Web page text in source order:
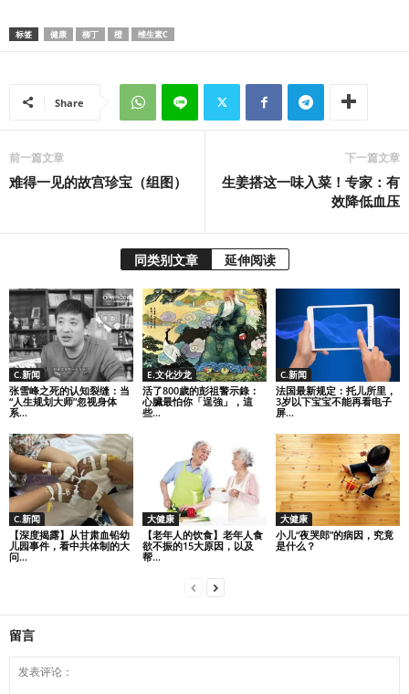
标签 健康 柳丁 橙 维生素C
Share
前一篇文章
难得一见的故宫珍宝（组图）
下一篇文章
生姜搭这一味入菜！专家：有
效降低血压
同类别文章 延伸阅读
C.新闻
张雪峰之死的认知裂缝：当
“人生规划大师”忽视身体
系...
E.文化沙龙
活了800歲的彭祖警示錄：
心臟最怕你「逞強」，這
些...
C.新闻
法国最新规定：托儿所里，
3岁以下宝宝不能再看电子
屏...
C.新闻
【深度揭露】从甘肃血铅幼
儿园事件，看中共体制的大
问...
大健康
【老年人的饮食】老年人食
欲不振的15大原因，以及
帮...
大健康
小儿“夜哭郎”的病因，究竟
是什么？
留言